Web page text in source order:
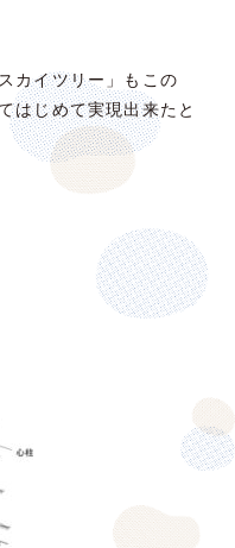
カイツリー」もこの
はじめて実現出来たと